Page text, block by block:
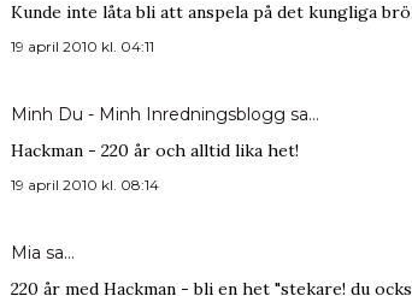
Kunde inte låta bli att anspela på det kungliga
19 april 2010 kl. 04:11
Minh Du - Minh Inredningsblogg sa…
Hackman - 220 år och alltid lika het!
19 april 2010 kl. 08:14
Mia sa…
220 år med Hackman - bli en het "stekare! du